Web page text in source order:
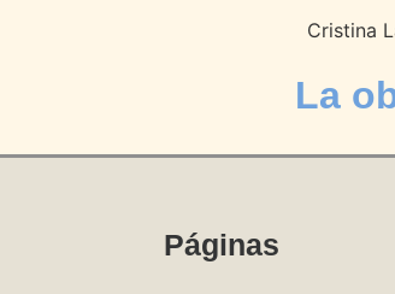
Cristina
La
Páginas